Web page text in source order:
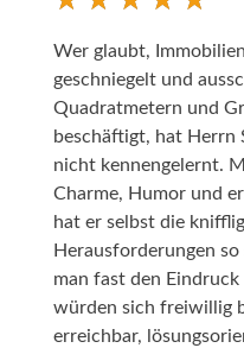
Wer glaubt,
geschniegelt und
Quadratmetern und
beschäftigt, hat Herrn
nicht kennengelernt.
Charme, Humor und
hat er selbst die
Herausforderungen
man fast den
würden sich freiwillig
erreichbar,